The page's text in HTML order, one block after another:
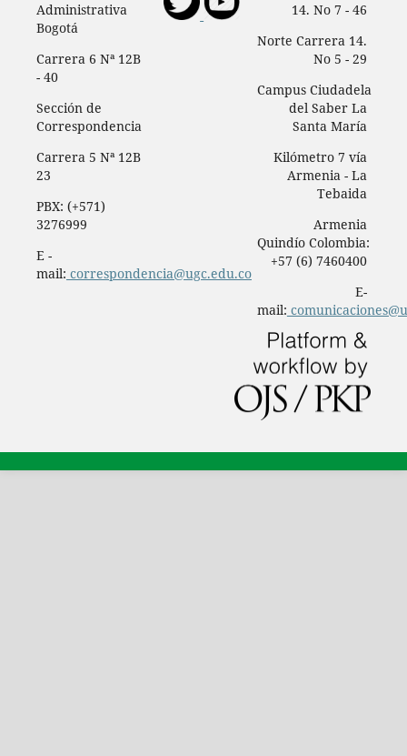
Administrativa
Bogotá
Carrera 6 Nª 12B
- 40
Sección de
Correspondencia
Carrera 5 Nª 12B
23
PBX: (+571)
3276999
E -
mail: correspondencia@ugc.edu.co
14. No 7 - 46
Norte Carrera 14.
No 5 - 29
Campus Ciudadela
del Saber La
Santa María
Kilómetro 7 vía
Armenia - La
Tebaida
Armenia
Quindío Colombia:
+57 (6) 7460400
E-
mail: